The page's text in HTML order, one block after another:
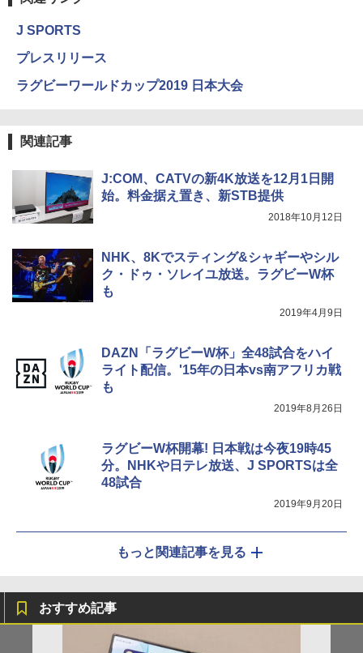
J SPORTS
プレスリリース
ラグビーワールドカップ2019 日本大会
関連記事
J:COM、CATVの新4K放送を12月1日開
始。料金据え置き、新STB提供
2018年10月12日
NHK、8Kでスティング&シャギーやシル
ク・ドゥ・ソレイユ放送。ラグビーW杯
も
2019年4月9日
DAZN「ラグビーW杯」全48試合をハイ
ライト配信。'15年の日本vs南アフリカ戦
も
2019年8月26日
ラグビーW杯開幕! 日本戦は今夜19時45
分。NHKや日テレ放送、J SPORTSは全
48試合
2019年9月20日
もっと関連記事を見る
おすすめ記事